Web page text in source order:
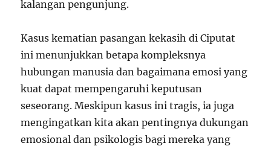
kalangan pengunjung.
Kasus kematian pasangan kekasih di Ciputat
ini menunjukkan betapa kompleksnya
hubungan manusia dan bagaimana emosi yang
kuat dapat mempengaruhi keputusan
seseorang. Meskipun kasus ini tragis, ia juga
mengingatkan kita akan pentingnya dukungan
emosional dan psikologis bagi mereka yang